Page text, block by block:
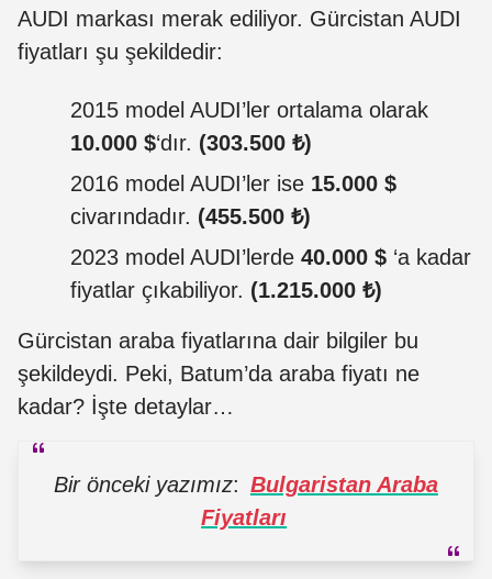
AUDI markası merak ediliyor. Gürcistan AUDI
fiyatları şu şekildedir:
2015 model AUDI’ler ortalama olarak
10.000 $‘dır. (303.500 ₺)
2016 model AUDI’ler ise 15.000 $
civarındadır. (455.500 ₺)
2023 model AUDI’lerde 40.000 $ ‘a kadar
fiyatlar çıkabiliyor. (1.215.000 ₺)
Gürcistan araba fiyatlarına dair bilgiler bu
şekildeydi. Peki, Batum’da araba fiyatı ne
kadar? İşte detaylar…
Bir önceki yazımız: Bulgaristan Araba
Fiyatları